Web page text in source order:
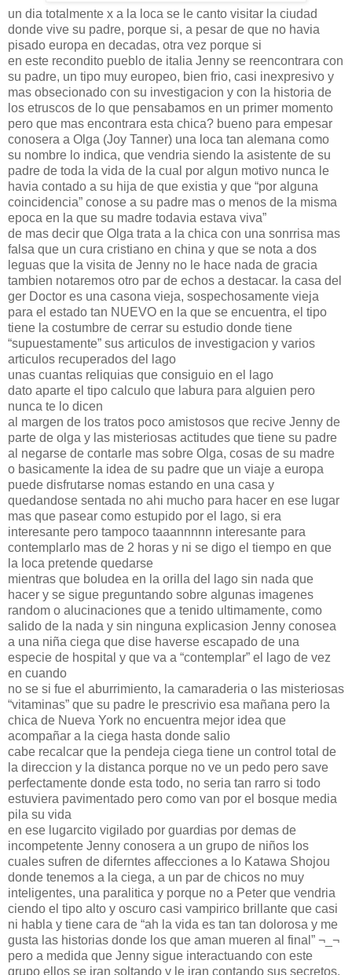
un dia totalmente x a la loca se le canto visitar la ciudad
donde vive su padre, porque si, a pesar de que no havia
pisado europa en decadas, otra vez porque si
en este recondito pueblo de italia Jenny se reencontrara con
su padre, un tipo muy europeo, bien frio, casi inexpresivo y
mas obsecionado con su investigacion y con la historia de
los etruscos de lo que pensabamos en un primer momento
pero que mas encontrara esta chica? bueno para empesar
conosera a Olga (Joy Tanner) una loca tan alemana como
su nombre lo indica, que vendria siendo la asistente de su
padre de toda la vida de la cual por algun motivo nunca le
havia contado a su hija de que existia y que “por alguna
coincidencia” conose a su padre mas o menos de la misma
epoca en la que su madre todavia estava viva”
de mas decir que Olga trata a la chica con una sonrrisa mas
falsa que un cura cristiano en china y que se nota a dos
leguas que la visita de Jenny no le hace nada de gracia
tambien notaremos otro par de echos a destacar. la casa del
ger Doctor es una casona vieja, sospechosamente vieja
para el estado tan NUEVO en la que se encuentra, el tipo
tiene la costumbre de cerrar su estudio donde tiene
“supuestamente” sus articulos de investigacion y varios
articulos recuperados del lago
unas cuantas reliquias que consiguio en el lago
dato aparte el tipo calculo que labura para alguien pero
nunca te lo dicen
al margen de los tratos poco amistosos que recive Jenny de
parte de olga y las misteriosas actitudes que tiene su padre
al negarse de contarle mas sobre Olga, cosas de su madre
o basicamente la idea de su padre que un viaje a europa
puede disfrutarse nomas estando en una casa y
quedandose sentada no ahi mucho para hacer en ese lugar
mas que pasear como estupido por el lago, si era
interesante pero tampoco taaannnnn interesante para
contemplarlo mas de 2 horas y ni se digo el tiempo en que
la loca pretende quedarse
mientras que boludea en la orilla del lago sin nada que
hacer y se sigue preguntando sobre algunas imagenes
random o alucinaciones que a tenido ultimamente, como
salido de la nada y sin ninguna explicasion Jenny conosea
a una niña ciega que dise haverse escapado de una
especie de hospital y que va a “contemplar” el lago de vez
en cuando
no se si fue el aburrimiento, la camaraderia o las misteriosas
“vitaminas” que su padre le prescrivio esa mañana pero la
chica de Nueva York no encuentra mejor idea que
acompañar a la ciega hasta donde salio
cabe recalcar que la pendeja ciega tiene un control total de
la direccion y la distanca porque no ve un pedo pero save
perfectamente donde esta todo, no seria tan rarro si todo
estuviera pavimentado pero como van por el bosque media
pila su vida
en ese lugarcito vigilado por guardias por demas de
incompetente Jenny conosera a un grupo de niños los
cuales sufren de diferntes affecciones a lo Katawa Shojou
donde tenemos a la ciega, a un par de chicos no muy
inteligentes, una paralitica y porque no a Peter que vendria
ciendo el tipo alto y oscuro casi vampirico brillante que casi
ni habla y tiene cara de “ah la vida es tan tan dolorosa y me
gusta las historias donde los que aman mueren al final” ¬_¬
pero a medida que Jenny sigue interactuando con este
grupo ellos se iran soltando y le iran contando sus secretos,